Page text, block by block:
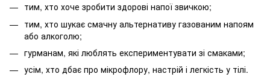
тим, хто хоче зробити здорові напої звичкою;
тим, хто шукає смачну альтернативу газованим напоям
або алкоголю;
гурманам, які люблять експериментувати зі смаками;
усім, хто дбає про мікрофлору, настрій і легкість у тілі.